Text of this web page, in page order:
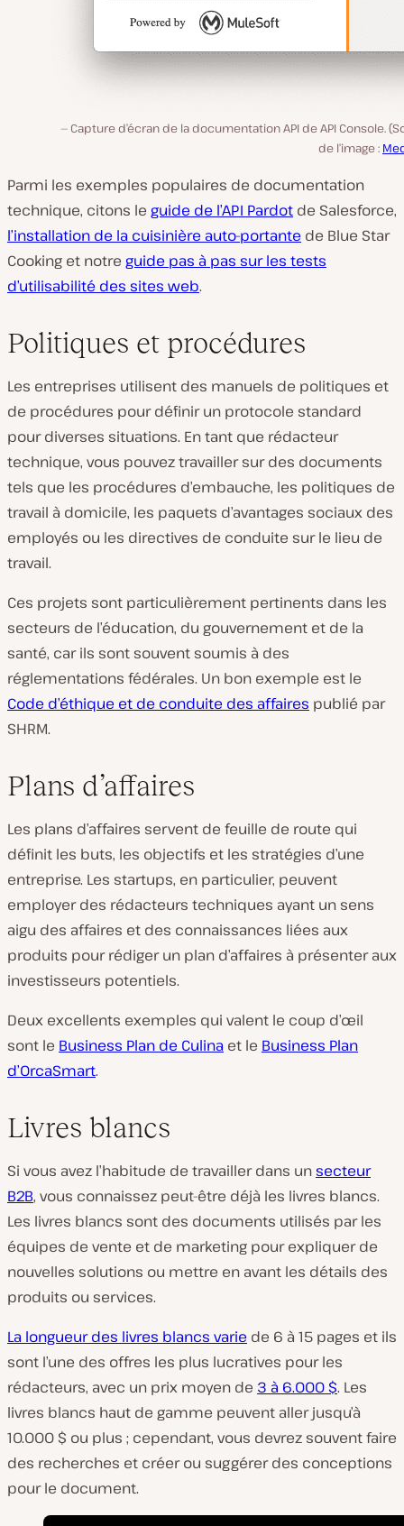
Capture d’écran de la documentation API de API Console.
de l’image :
Parmi les exemples populaires de documentation
technique, citons le guide de l’API Pardot de Salesforce,
l’installation de la cuisinière auto-portante de Blue Star
Cooking et notre guide pas à pas sur les tests
d’utilisabilité des sites web.
Politiques et procédures
Les entreprises utilisent des manuels de politiques et
de procédures pour définir un protocole standard
pour diverses situations. En tant que rédacteur
technique, vous pouvez travailler sur des documents
tels que les procédures d’embauche, les politiques de
travail à domicile, les paquets d’avantages sociaux des
employés ou les directives de conduite sur le lieu de
travail.
Ces projets sont particulièrement pertinents dans les
secteurs de l’éducation, du gouvernement et de la
santé, car ils sont souvent soumis à des
réglementations fédérales. Un bon exemple est le
Code d’éthique et de conduite des affaires publié par
SHRM.
Plans d’affaires
Les plans d’affaires servent de feuille de route qui
définit les buts, les objectifs et les stratégies d’une
entreprise. Les startups, en particulier, peuvent
employer des rédacteurs techniques ayant un sens
aigu des affaires et des connaissances liées aux
produits pour rédiger un plan d’affaires à présenter aux
investisseurs potentiels.
Deux excellents exemples qui valent le coup d’œil
sont le Business Plan de Culina et le Business Plan
d’OrcaSmart.
Livres blancs
Si vous avez l’habitude de travailler dans unsecteur
B2B, vous connaissez peut-être déjà les livres blancs.
Les livres blancs sont des documents utilisés par les
équipes de vente et de marketing pour expliquer de
nouvelles solutions ou mettre en avant les détails des
produits ou services.
La longueur des livres blancs varie de 6 à 15 pages et ils
sont l’une des offres les plus lucratives pour les
rédacteurs, avec un prix moyen de 3 à 6.000 $. Les
livres blancs haut de gamme peuvent aller jusqu’à
10.000 $ ou plus ; cependant, vous devrez souvent faire
des recherches et créer ou suggérer des conceptions
pour le document.